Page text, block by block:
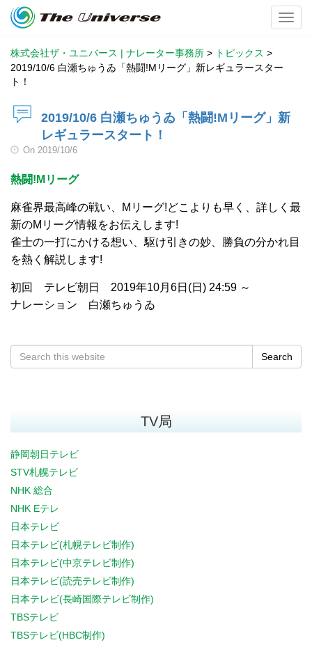
株式会社ザ・ユニバース | ナレーター事務所 > トピックス >
2019/10/6 白瀬ちゅうゐ「熱闘!Mリーグ」新レギュラースター
ト！
2019/10/6 白瀬ちゅうゐ「熱闘!Mリーグ」新
レギュラースタート！
On 2019/10/6
熱闘!Mリーグ
麻雀界最高峰の戦い、Mリーグ!どこよりも早く、詳しく最
新のMリーグ情報をお伝えします!
雀士の一打にかける想い、駆け引きの妙、勝負の分かれ目
を熱く解説します!
初回 テレビ朝日 2019年10月6日(日) 24:59 ～
ナレーション 白瀬ちゅうゐ
Search
TV局
静岡朝日テレビ
STV札幌テレビ
NHK 総合
NHK Eテレ
日本テレビ
日本テレビ(札幌テレビ制作)
日本テレビ(中京テレビ制作)
日本テレビ(読売テレビ制作)
日本テレビ(長崎国際テレビ制作)
TBSテレビ
TBSテレビ(HBC制作)